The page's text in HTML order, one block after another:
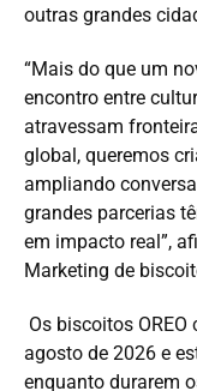
outras grandes
“Mais do que um
encontro entre
atravessam
global, queremos
ampliando
grandes parcerias
em impacto real”,
Marketing de
Os biscoitos
agosto de 2026 e
enquanto durarem